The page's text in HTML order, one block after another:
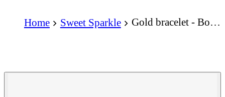
Home Sweet Sparkle